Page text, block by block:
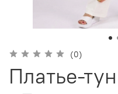
(0)
Платье-